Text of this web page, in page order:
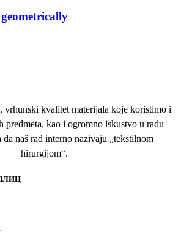
vrhunski kvalitet materijala koje koristimo i
predmeta, kao i ogromno iskustvo u radu
naš rad interno nazivaju „tekstilnom
hirurgijom“.